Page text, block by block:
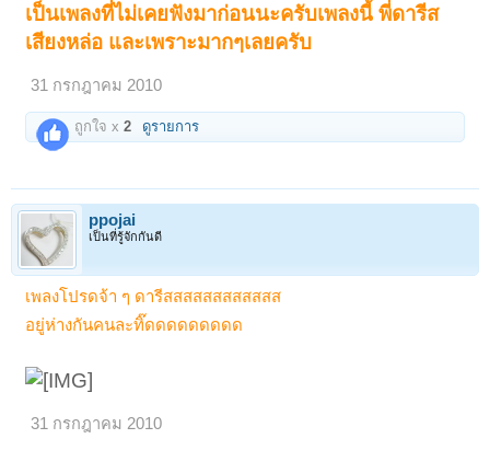
เป็นเพลงที่ไม่เคยฟังมาก่อนนะครับเพลงนี้ พี่ดารีส
เสียงหล่อ และเพราะมากๆเลยครับ
31 กรกฎาคม 2010
ถูกใจ x2 ดูรายการ
ppojai
เป็นที่รู้จักกันดี
เพลงโปรดจ้า ๆ ดารีสสสสสสสสสสสส
อยู่ห่างกันคนละทิ๊ดดดดดดดดด
31 กรกฎาคม 2010